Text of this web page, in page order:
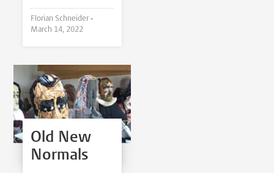
Florian Schneider •
March 14, 2022
Old New
Normals